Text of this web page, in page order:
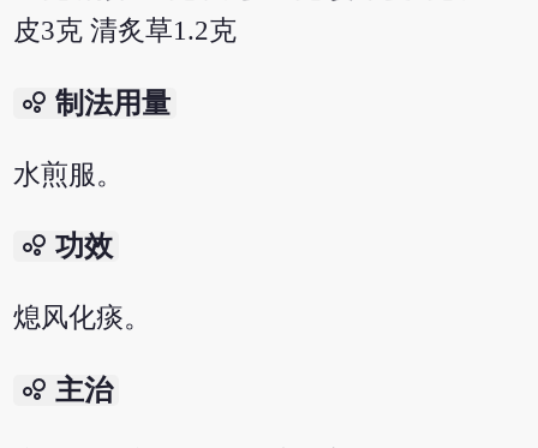
皮3克 清炙草1.2克
bubble_chart 制法用量
水煎服。
bubble_chart 功效
熄风化痰。
bubble_chart 主治